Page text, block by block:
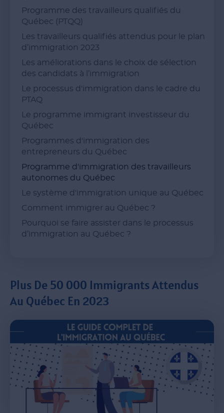
Plus De 50 000 Immigrants Attendus
Au Québec En 2023
Programme des travailleurs qualifiés du
Québec (PTQQ)
Les travailleurs qualifiés attendus pour le plan
d’immigration 2023
Les améliorations dans le choix de sélection
des candidats à l’immigration
Le processus d'immigration dans le cadre du
PTAQ
Le programme immigrant investisseur du
Québec
Programmes d'immigration des
entrepreneurs du Québec
Programme d'immigration des travailleurs
autonomes du Québec
Le système d'immigration unique au Québec
Comment immigrer au Québec ?
Pourquoi se faire assister dans le processus
d’immigration au Québec ?